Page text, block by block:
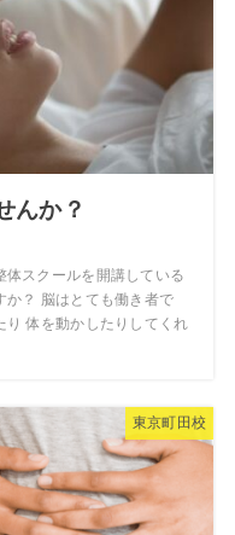
んか？
体スクールを開講している
？ 脳はとても働き者で
り 体を動かしたりしてくれ
東京町田校